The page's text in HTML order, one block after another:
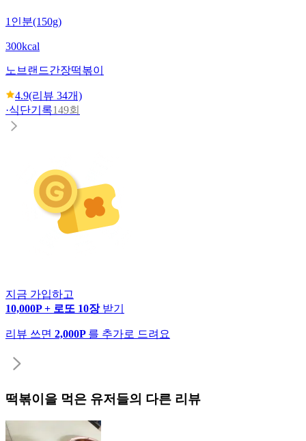
1인분(150g)
300kcal
노브랜드간장떡볶이
4.9(리뷰 34개)
·식단기록149회
지금 가입하고
10,000P + 로또 10장 받기
리뷰 쓰면 2,000P 를 추가로 드려요
떡볶이 을 먹은 유저들의 다른 리뷰